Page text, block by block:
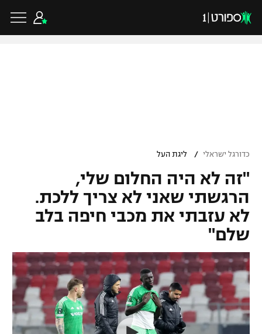
VOD
גביע הטוטו
ליגיונרים
נבחרת ישראל
מכבי חיפה
ליגת האלופות
ליגה אירופית
ליגה אנגלית
ליגה גרמנית
ליגה ספרדית
ליגה איטלקית
כדורסל ישראלי
ליגת ווינר סל
כדורסל נשים
מכבי תל אביב
הפועל חולון
כדורסל עולמי
NBA
יורוליג
יורוקאפ
ענפים נוספים
טניס
כדוריד
כדורגל ישראלי / ליגת העל
"זה לא היה החלום שלי,
הרגשתי שאני לא צריך ללכת.
לא עזבתי את מכבי חיפה בלב
שלם"